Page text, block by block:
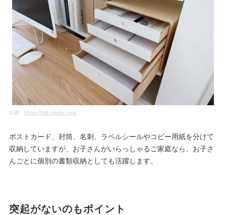
出典： https://folk-media.com/
ポストカード、封筒、名刺、ラベルシールやコピー用紙を分けて
収納していますが、お子さんがいらっしゃるご家庭なら、お子さ
んごとに個別の書類収納としても活躍します。
突起がないのもポイント